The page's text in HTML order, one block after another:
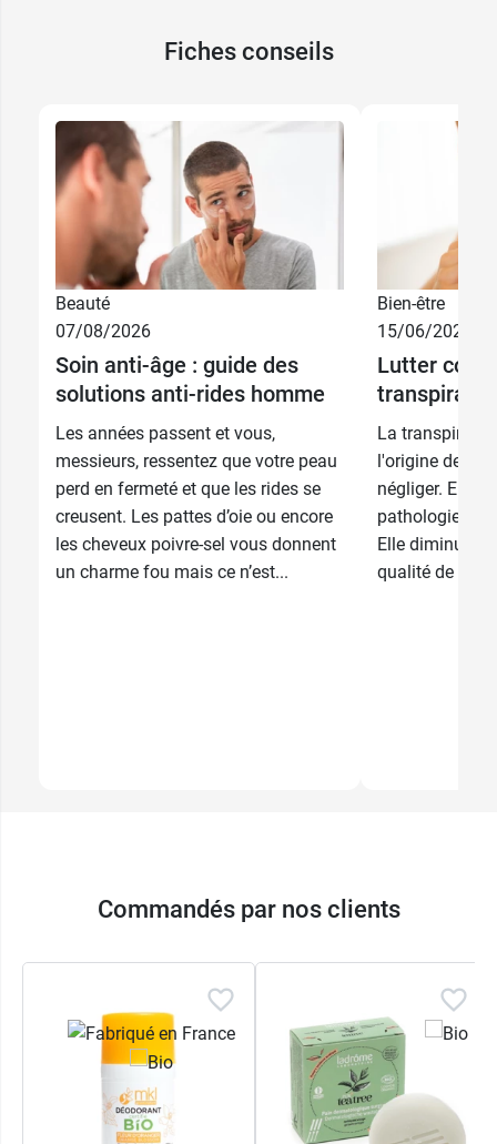
Fiches conseils
Beauté
07/08/2026
Soin anti-âge : guide des
solutions anti-rides homme
Les années passent et vous,
messieurs, ressentez que votre peau
perd en fermeté et que les rides se
creusent. Les pattes d’oie ou encore
les cheveux poivre-sel vous donnent
un charme fou mais ce n’est...
Bien-être
15/06/2026
Lutter
La
l'origine de
négliger. Elle
pathologies et
Elle diminue
qualité de vie,
Commandés par nos clients